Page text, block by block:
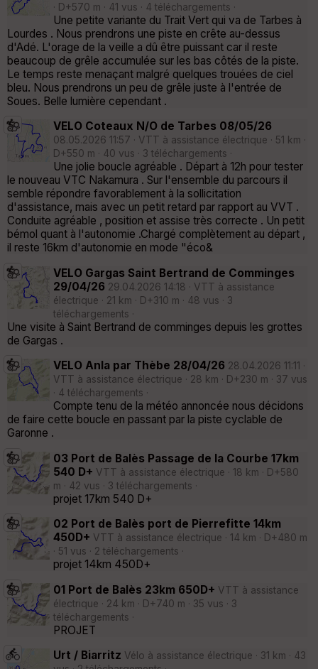
· D+570 m · 41 vus · 4 téléchargements ·
Une petite variante du Trait Vert qui va de Tarbes à
Lourdes . Nous prendrons une piste en crête au-dessus
d'Adé. L'orage de la veille a dû être puissant car il reste
beaucoup de grêle accumulée sur les bas côtés de la piste.
Le temps reste menaçant malgré quelques trouées de ciel
bleu. Nous prendrons un peu de grêle juste à l'entrée de
Soues. Belle lumière cependant .
VELO Coteaux N/O de Tarbes 08/05/26
08.05.2026 11:57 · VTT à assistance électrique · 51 km ·
D+550 m · 40 vus · 3 téléchargements ·
Une jolie boucle agréable . Départ à 12h pour tester
le nouveau VTC Nakamura . Sur l'ensemble du parcours il
semble répondre favorablement à la sollicitation
d'assistance, mais avec un petit retard par rapport au VVT .
Conduite agréable , position et assise très correcte . Un petit
bémol quant à l'autonomie .Chargé complètement au départ ,
il reste 16km d'autonomie en mode "éco&
VELO Gargas Saint Bertrand de Comminges
29/04/26 29.04.2026 14:18 · VTT à assistance
électrique · 21 km · D+310 m · 48 vus · 3
téléchargements ·
Une visite à Saint Bertrand de comminges depuis les grottes
de Gargas .
VELO Anla par Thèbe 28/04/26 28.04.2026 11:11 ·
VTT à assistance électrique · 28 km · D+230 m · 37 vus
· 4 téléchargements ·
Compte tenu de la météo annoncée nous décidons
de faire cette boucle en passant par la piste cyclable de
Garonne .
03 Port de Balès Passage de la Courbe 17km
540 D+ VTT à assistance électrique · 18 km · D+580
m · 42 vus · 3 téléchargements ·
projet 17km 540 D+
02 Port de Balès port de Pierrefitte 14km
450D+ VTT à assistance électrique · 14 km · D+480 m
· 51 vus · 2 téléchargements ·
projet 14km 450D+
01 Port de Balès 23km 650D+ VTT à assistance
électrique · 24 km · D+740 m · 35 vus · 3
téléchargements ·
PROJET
Urt / Biarritz Vélo à assistance électrique · 31 km · 43